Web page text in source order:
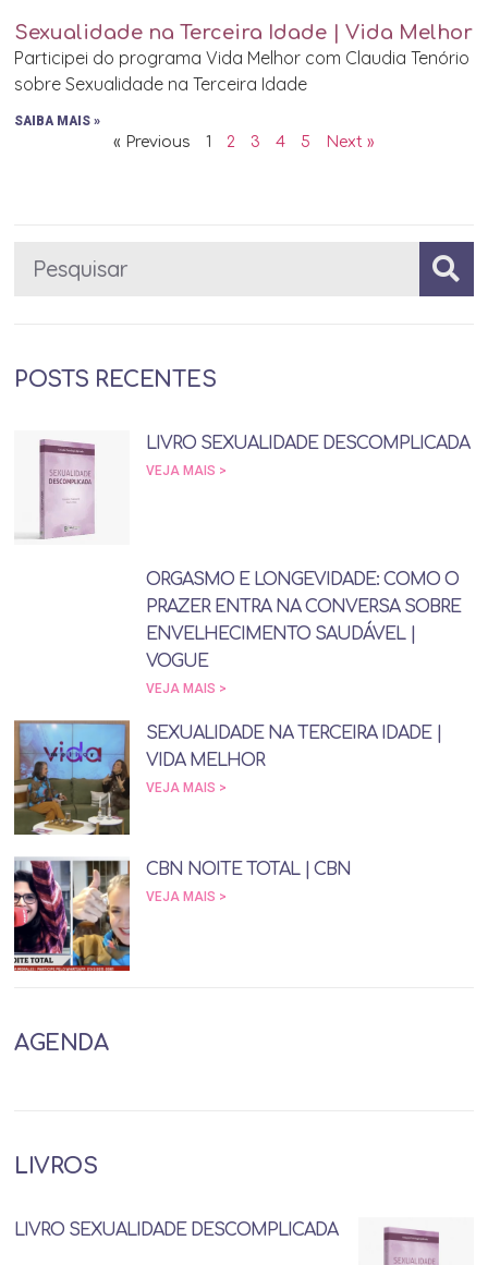
Sexualidade na Terceira Idade | Vida Melhor
Participei do programa Vida Melhor com Claudia Tenório
sobre Sexualidade na Terceira Idade
SAIBA MAIS »
« Previous 1 2 3 4 5 Next »
POSTS RECENTES
LIVRO SEXUALIDADE DESCOMPLICADA
VEJA MAIS >
ORGASMO E LONGEVIDADE: COMO O
PRAZER ENTRA NA CONVERSA SOBRE
ENVELHECIMENTO SAUDÁVEL |
VOGUE
VEJA MAIS >
SEXUALIDADE NA TERCEIRA IDADE |
VIDA MELHOR
VEJA MAIS >
CBN NOITE TOTAL | CBN
VEJA MAIS >
AGENDA
LIVROS
LIVRO SEXUALIDADE DESCOMPLICADA